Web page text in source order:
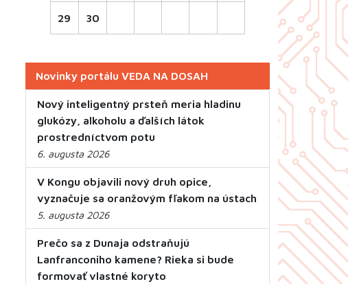
29 30
Novinky portálu VEDA NA DOSAH
Nový inteligentný prsteň meria hladinu
glukózy, alkoholu a ďalších látok
prostredníctvom potu
6. augusta 2026
V Kongu objavili nový druh opice,
vyznačuje sa oranžovým fľakom na ústach
5. augusta 2026
Prečo sa z Dunaja odstraňujú
Lanfranconiho kamene? Rieka si bude
formovať vlastné koryto